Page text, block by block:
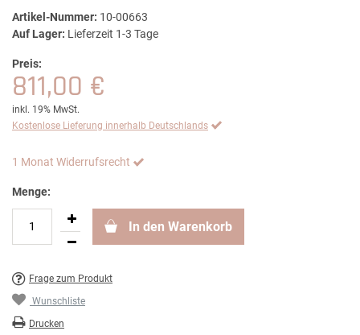
Artikel-Nummer: 10-00663
Auf Lager: Lieferzeit 1-3 Tage
Preis:
811,00 €
inkl. 19% MwSt.
Kostenlose Lieferung innerhalb Deutschlands
1 Monat Widerrufsrecht
Menge:
In den Warenkorb
Frage zum Produkt
Wunschliste
Drucken